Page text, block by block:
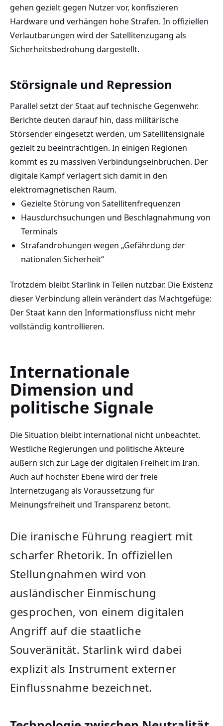
gehen gezielt gegen Nutzer vor, konfiszieren
Hardware und verhängen hohe Strafen. In offiziellen
Verlautbarungen wird der Satellitenzugang als
Sicherheitsbedrohung dargestellt.
Störsignale und Repression
Parallel setzt der Staat auf technische Gegenwehr.
Berichte deuten darauf hin, dass militärische
Störsender eingesetzt werden, um Satellitensignale
gezielt zu beeinträchtigen. In einigen Regionen
kommt es zu massiven Verbindungseinbrüchen. Der
digitale Kampf verlagert sich damit in den
elektromagnetischen Raum.
Gezielte Störung von Satellitenfrequenzen
Hausdurchsuchungen und Beschlagnahmung von
Terminals
Strafandrohungen wegen „Gefährdung der
nationalen Sicherheit“
Trotzdem bleibt Starlink in Teilen nutzbar. Die Existenz
dieser Verbindung allein verändert das Machtgefüge:
Der Staat kann den Informationsfluss nicht mehr
vollständig kontrollieren.
Internationale
Dimension und
politische Signale
Die Situation bleibt international nicht unbeachtet.
Westliche Regierungen und politische Akteure
äußern sich zur Lage der digitalen Freiheit im Iran.
Auch auf höchster Ebene wird der freie
Internetzugang als Voraussetzung für
Meinungsfreiheit und Transparenz betont.
Die iranische Führung reagiert mit
scharfer Rhetorik. In offiziellen
Stellungnahmen wird von
ausländischer Einmischung
gesprochen, von einem digitalen
Angriff auf die staatliche
Souveränität. Starlink wird dabei
explizit als Instrument externer
Einflussnahme bezeichnet.